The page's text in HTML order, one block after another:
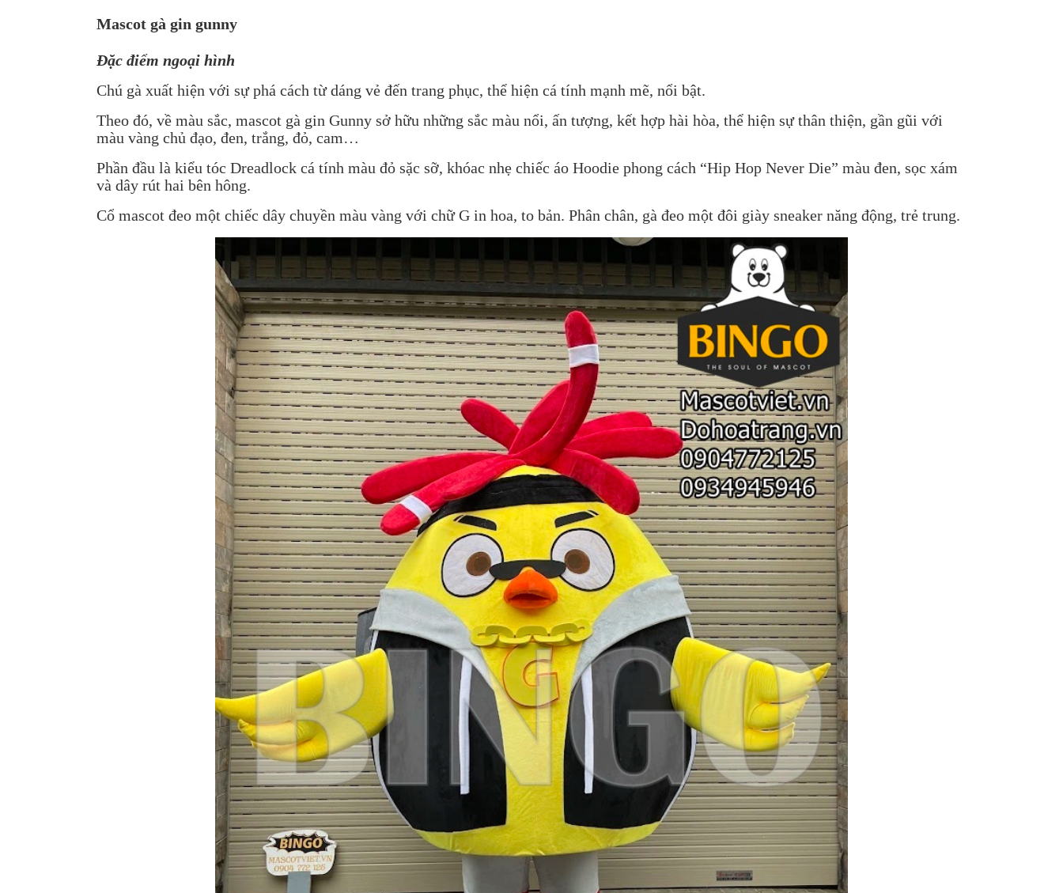
Mascot gà gin gunny
Đặc điểm ngoại hình
Chú gà xuất hiện với sự phá cách từ dáng vẻ đến trang phục, thể hiện cá tính mạnh mẽ, nổi bật.
Theo đó, về màu sắc, mascot gà gin Gunny sở hữu những sắc màu nổi, ấn tượng, kết hợp hài hòa, thể hiện sự thân thiện, gần gũi với
màu vàng chủ đạo, đen, trắng, đỏ, cam…
Phần đầu là kiểu tóc Dreadlock cá tính màu đỏ sặc sỡ, khóac nhẹ chiếc áo Hoodie phong cách “Hip Hop Never Die” màu đen, sọc xám
và dây rút hai bên hông.
Cổ mascot đeo một chiếc dây chuyền màu vàng với chữ G in hoa, to bản. Phân chân, gà đeo một đôi giày sneaker năng động, trẻ trung.